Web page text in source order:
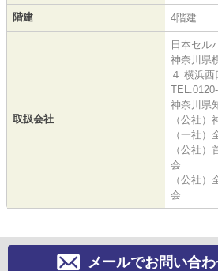
階建 4階建
取扱会社
日本セ
神奈川県
４ 横浜
神奈川県
（公社
（一社）
（公社
会
（公社
会
メールでお問い合